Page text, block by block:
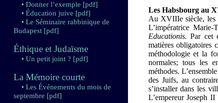
• Donner l’exemple [pdf]
• Éducation juive [pdf]
• Le Séminaire rabbinique de
Budapest [pdf]
Éthique et Judaïsme
• Un petit joint ? [pdf]
La Mémoire courte
• Les Événements du mois de
septembre [pdf]
Les Habsbourg au
Au XVIIIe siècle, les
L’impératrice
Educationis. Par cet
matières obligatoires
méthodologie et la
normales; tous les
méthodes.
des Juifs, au
s’installer dans les
L’empereur Joseph